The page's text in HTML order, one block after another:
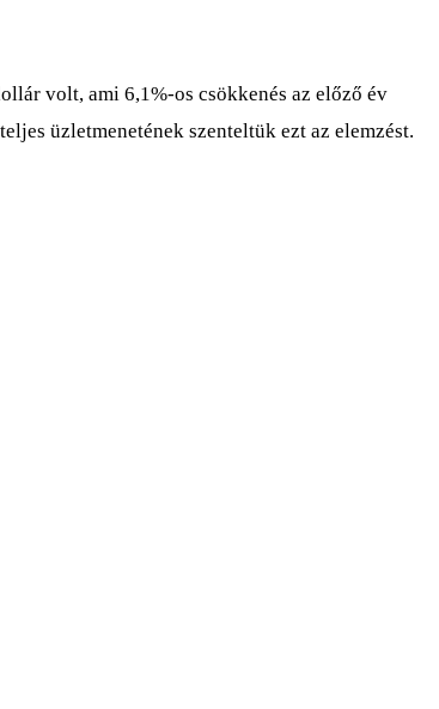
volt, ami 6,1%-os csökkenés az előző év
üzletmenetének szenteltük ezt az elemzést.